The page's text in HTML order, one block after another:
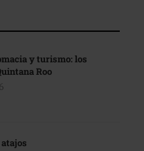
y turismo: los
Roo